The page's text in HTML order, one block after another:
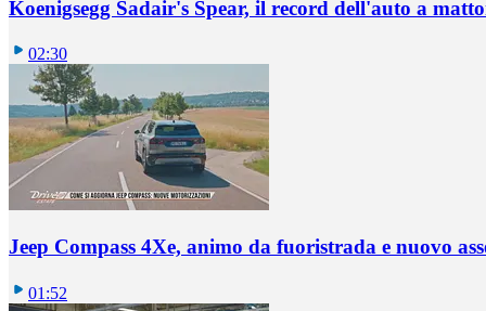
Koenigsegg Sadair's Spear, il record dell'auto a
02:30
Jeep Compass 4Xe, animo da fuoristrada e nuovo
01:52